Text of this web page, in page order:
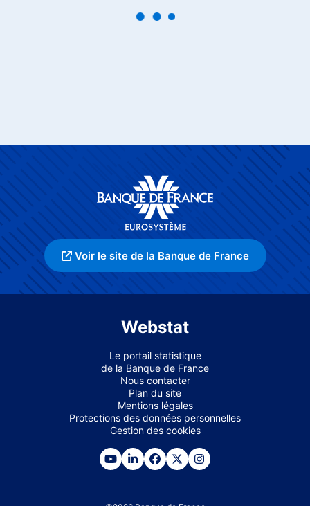
Voir le site de la Banque de France
Webstat
Le portail statistique
de la Banque de France
Nous contacter
Plan du site
Mentions légales
Protections des données personnelles
Gestion des cookies